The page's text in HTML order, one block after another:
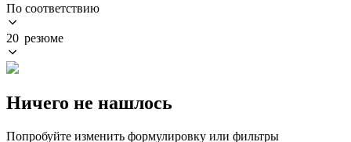
По соответствию
20 резюме
Ничего не нашлось
Попробуйте изменить формулировку или фильтры